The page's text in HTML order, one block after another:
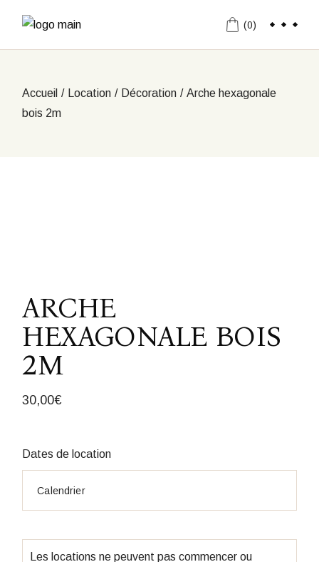
contenu
(0)
Accueil Location Décoration
Arche hexagonale
bois 2m
ARCHE
HEXAGONALE BOIS
2M
30,00€
Dates de location
Les locations ne peuvent pas commencer ou